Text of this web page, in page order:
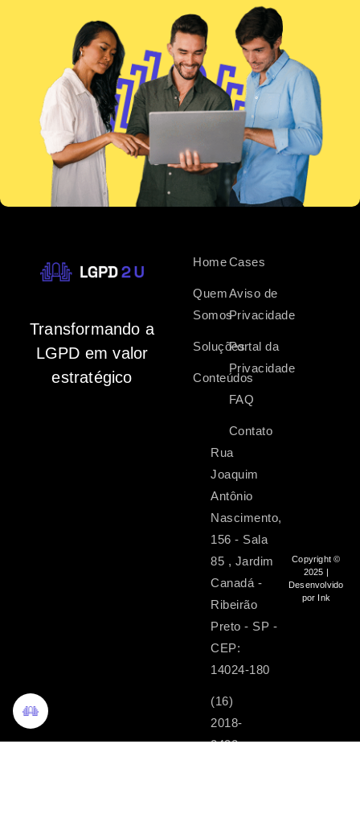
Transformando a
LGPD em valor
estratégico
Home
Quem
Somos
Soluções
Conteúdos
Cases
Aviso de
Privacidade
Portal da
Privacidade
FAQ
Contato
Rua
Joaquim
Antônio
Nascimento,
156 - Sala
85 , Jardim
Canadá -
Ribeirão
Preto - SP -
CEP:
14024-180
(16)
2018-
2432
Copyright ©
2025 |
Desenvolvido
por Ink